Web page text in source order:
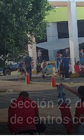
Sección 22
de centros
2 junio, 2026